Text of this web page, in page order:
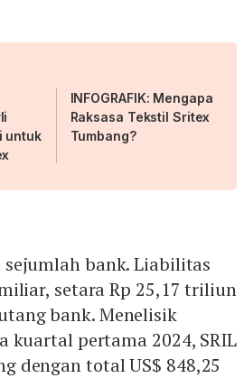
untuk
INFOGRAFIK: Mengapa
Raksasa Tekstil Sritex
Tumbang?
bank. Liabilitas
setara Rp 25,17 triliun
bank. Menelisik
pertama 2024, SRIL
dengan total US$ 848,25